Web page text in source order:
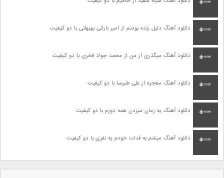
دانلود آهنگ دلیل زنده بودنم از امیر بارانی بهبهانی با دو کیفیت
دانلود آهنگ میگذری از من از محمد جواد فخری با دو کیفیت
دانلود آهنگ معجزه از علی طبرسا با دو کیفیت
دانلود آهنگ یه زمان میزدن همه دورم با دو کیفیت
دانلود آهنگ میشم به فدات خودم یه نفری با دو کیفیت